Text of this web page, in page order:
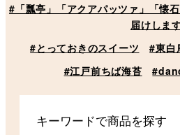
#「瓢亭」「アクアパッツァ」「懐
届けしま
#とっておきのスイーツ
#東白
#江戸前ちば海苔